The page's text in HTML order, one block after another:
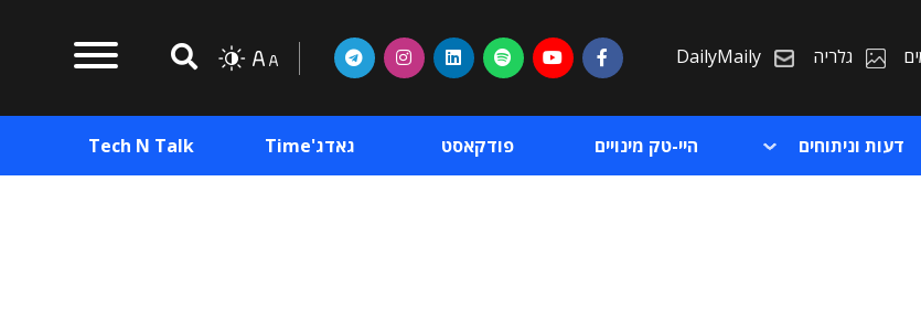
גלריה DailyMaily
דעות וניתוחים היי-טק מינויים פודקאסט גאדג'Time Tech N Talk